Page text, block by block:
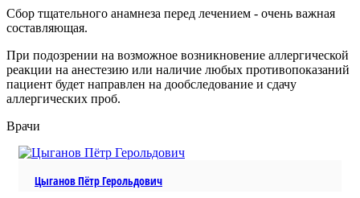
Сбор тщательного анамнеза перед лечением - очень важная
составляющая.
При подозрении на возможное возникновение аллергической
реакции на анестезию или наличие любых противопоказаний
пациент будет направлен на дообследование и сдачу
аллергических проб.
Врачи
Цыганов Пётр Герольдович